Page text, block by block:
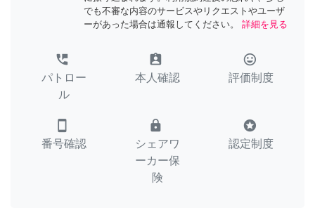
でも不審な内容のサービスやリクエストやユーザ
ーがあった場合は通報してください。
詳細を見る
perm_phone_msg
パトロー
ル
assignment_ind
本人確認
tag_faces
評価制度
smartphone
番号確認
lock
シェアワ
ーカー保
険
stars
認定制度